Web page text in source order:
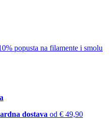
popusta na filamente i smolu
dostava od € 49,90